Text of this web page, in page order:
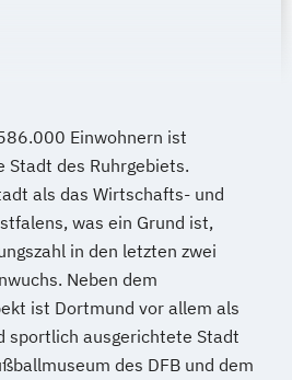
Einwohnern ist
Stadt des Ruhrgebiets.
als das Wirtschafts- und
was ein Grund ist,
in den letzten zwei
Neben dem
ist Dortmund vor allem als
sportlich ausgerichtete Stadt
des DFB und dem